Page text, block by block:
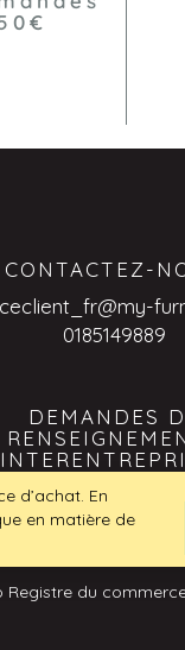
CONTACTEZ-
0185149889
DEMANDES
du
d’achat. En
en matière de